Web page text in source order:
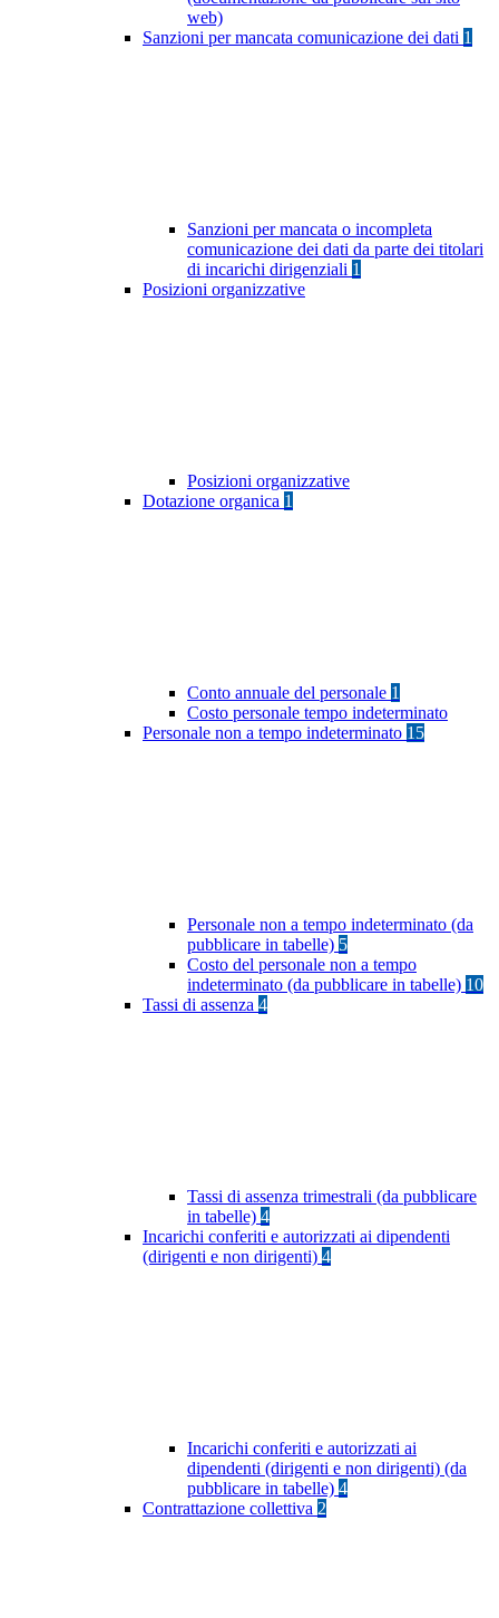
web)
Sanzioni per mancata comunicazione dei dati 1
Sanzioni per mancata o incompleta
comunicazione dei dati da parte dei titolari
di incarichi dirigenziali 1
Posizioni organizzative
Posizioni organizzative
Dotazione organica 1
Conto annuale del personale 1
Costo personale tempo indeterminato
Personale non a tempo indeterminato 15
Personale non a tempo indeterminato (da
pubblicare in tabelle) 5
Costo del personale non a tempo
indeterminato (da pubblicare in tabelle) 10
Tassi di assenza 4
Tassi di assenza trimestrali (da pubblicare
in tabelle) 4
Incarichi conferiti e autorizzati ai dipendenti
(dirigenti e non dirigenti) 4
Incarichi conferiti e autorizzati ai
dipendenti (dirigenti e non dirigenti) (da
pubblicare in tabelle) 4
Contrattazione collettiva 2